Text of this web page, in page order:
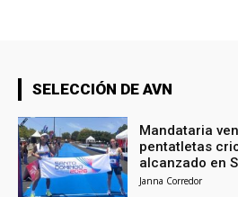
SELECCIÓN DE AVN
Mandataria
pentatletas
alcanzado en
Janna Corredor